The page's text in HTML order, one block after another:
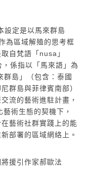
設定是以馬來群島
為區域解殖的思考框
自梵語「nusa」
係指以「馬來語」為
群島」（包含：泰國
群島與菲律賓南部）
流的藝術進駐計畫，
術生態的契機下，
藝術社群實踐上的能
部署的區域網絡上。
援引作家郝歐法